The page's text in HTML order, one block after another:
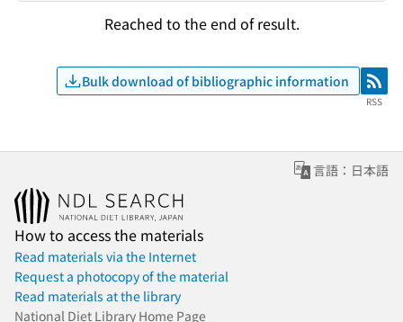
Reached to the end of result.
Bulk download of bibliographic information RSS
RSS
言語：日本語
How to access the materials
Read materials via the Internet
Request a photocopy of the material
Read materials at the library
National Diet Library Home Page